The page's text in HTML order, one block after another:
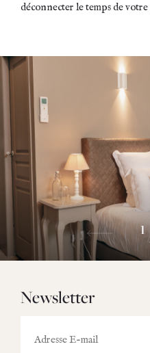
déconnecter le temps de
1
Newsletter
mail